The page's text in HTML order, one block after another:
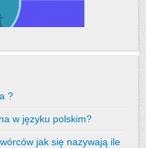
?
w języku polskim?
jak się nazywają ile